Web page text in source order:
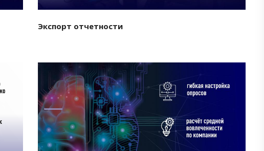
Экспорт отчетности
Смотреть проект